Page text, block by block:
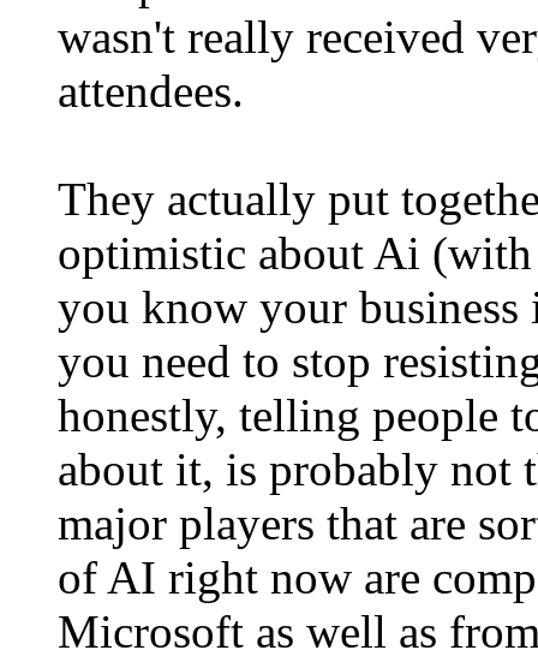
wasn't really received
attendees.
They actually put
optimistic about Ai
you know your business
you need to stop
honestly, telling people
about it, is probably not
major players that are
of AI right now are
Microsoft as well as